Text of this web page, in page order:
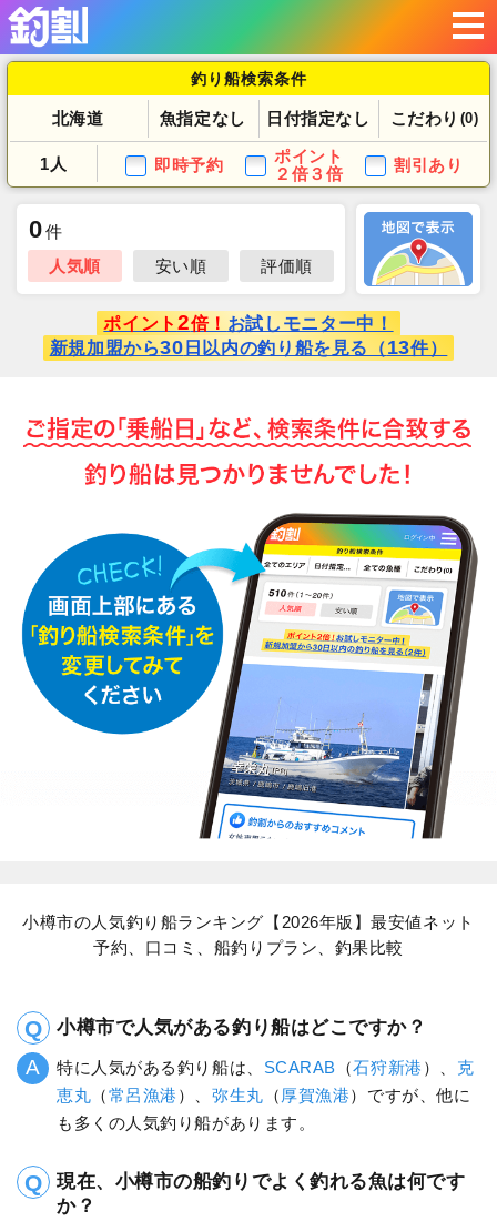
釣り船検索条件
北海道 魚指定なし 日付指定なし こだわり (0)
1人 即時予約
ポイント
２倍３倍
割引あり
0件
人気順
安い順 評価順
ポイント 2倍！ お試しモニター中！
新規加盟から30 日以内の釣り船を見る（13件）
小樽市の人気釣り船ランキング【2026年版】最安値ネット
予約、口コミ、船釣りプラン、釣果比較
小樽市で人気がある釣り船はどこですか？
特に人気がある釣り船は、 SCARAB （石狩新港 ）、 克
恵丸 （常呂漁港 ）、 弥生丸 （ 厚賀漁港）ですが、他に
も多くの人気釣り船があります。
現在、小樽市の船釣りでよく釣れる魚は何です
か？